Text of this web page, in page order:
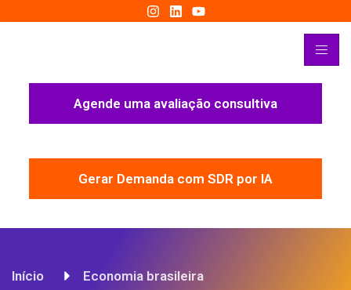
Agende uma avaliação consultiva
Gerar Demanda com SDR por IA
Início Economia brasileira